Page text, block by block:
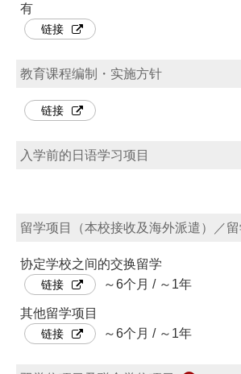
有
链接
教育课程编制・实施方针
链接
入学前的日语学习项目
留学项目（本校接收及海外派遣）／留
协定学校之间的交换留学
链接 ～6个月 / ～1年
其他留学项目
链接 ～6个月 / ～1年